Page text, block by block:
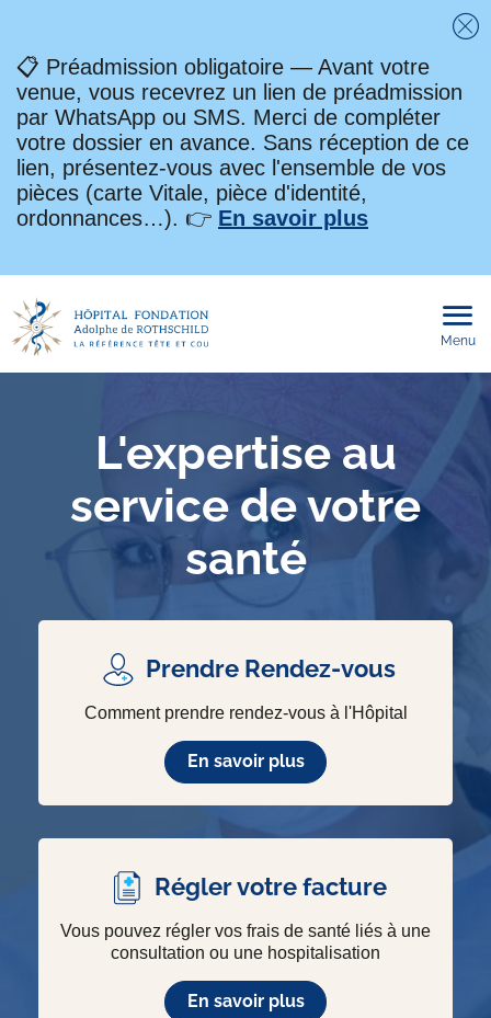
📋 Préadmission obligatoire — Avant votre
venue, vous recevrez un lien de préadmission
par WhatsApp ou SMS. Merci de compléter
votre dossier en avance. Sans réception de ce
lien, présentez-vous avec l'ensemble de vos
pièces (carte Vitale, pièce d'identité,
ordonnances…). 👉 En savoir plus
Menu
L'expertise au
service de votre
santé
Prendre Rendez-vous
Comment prendre rendez-vous à l'Hôpital
En savoir plus
Régler votre facture
Vous pouvez régler vos frais de santé liés à une
consultation ou une hospitalisation
En savoir plus